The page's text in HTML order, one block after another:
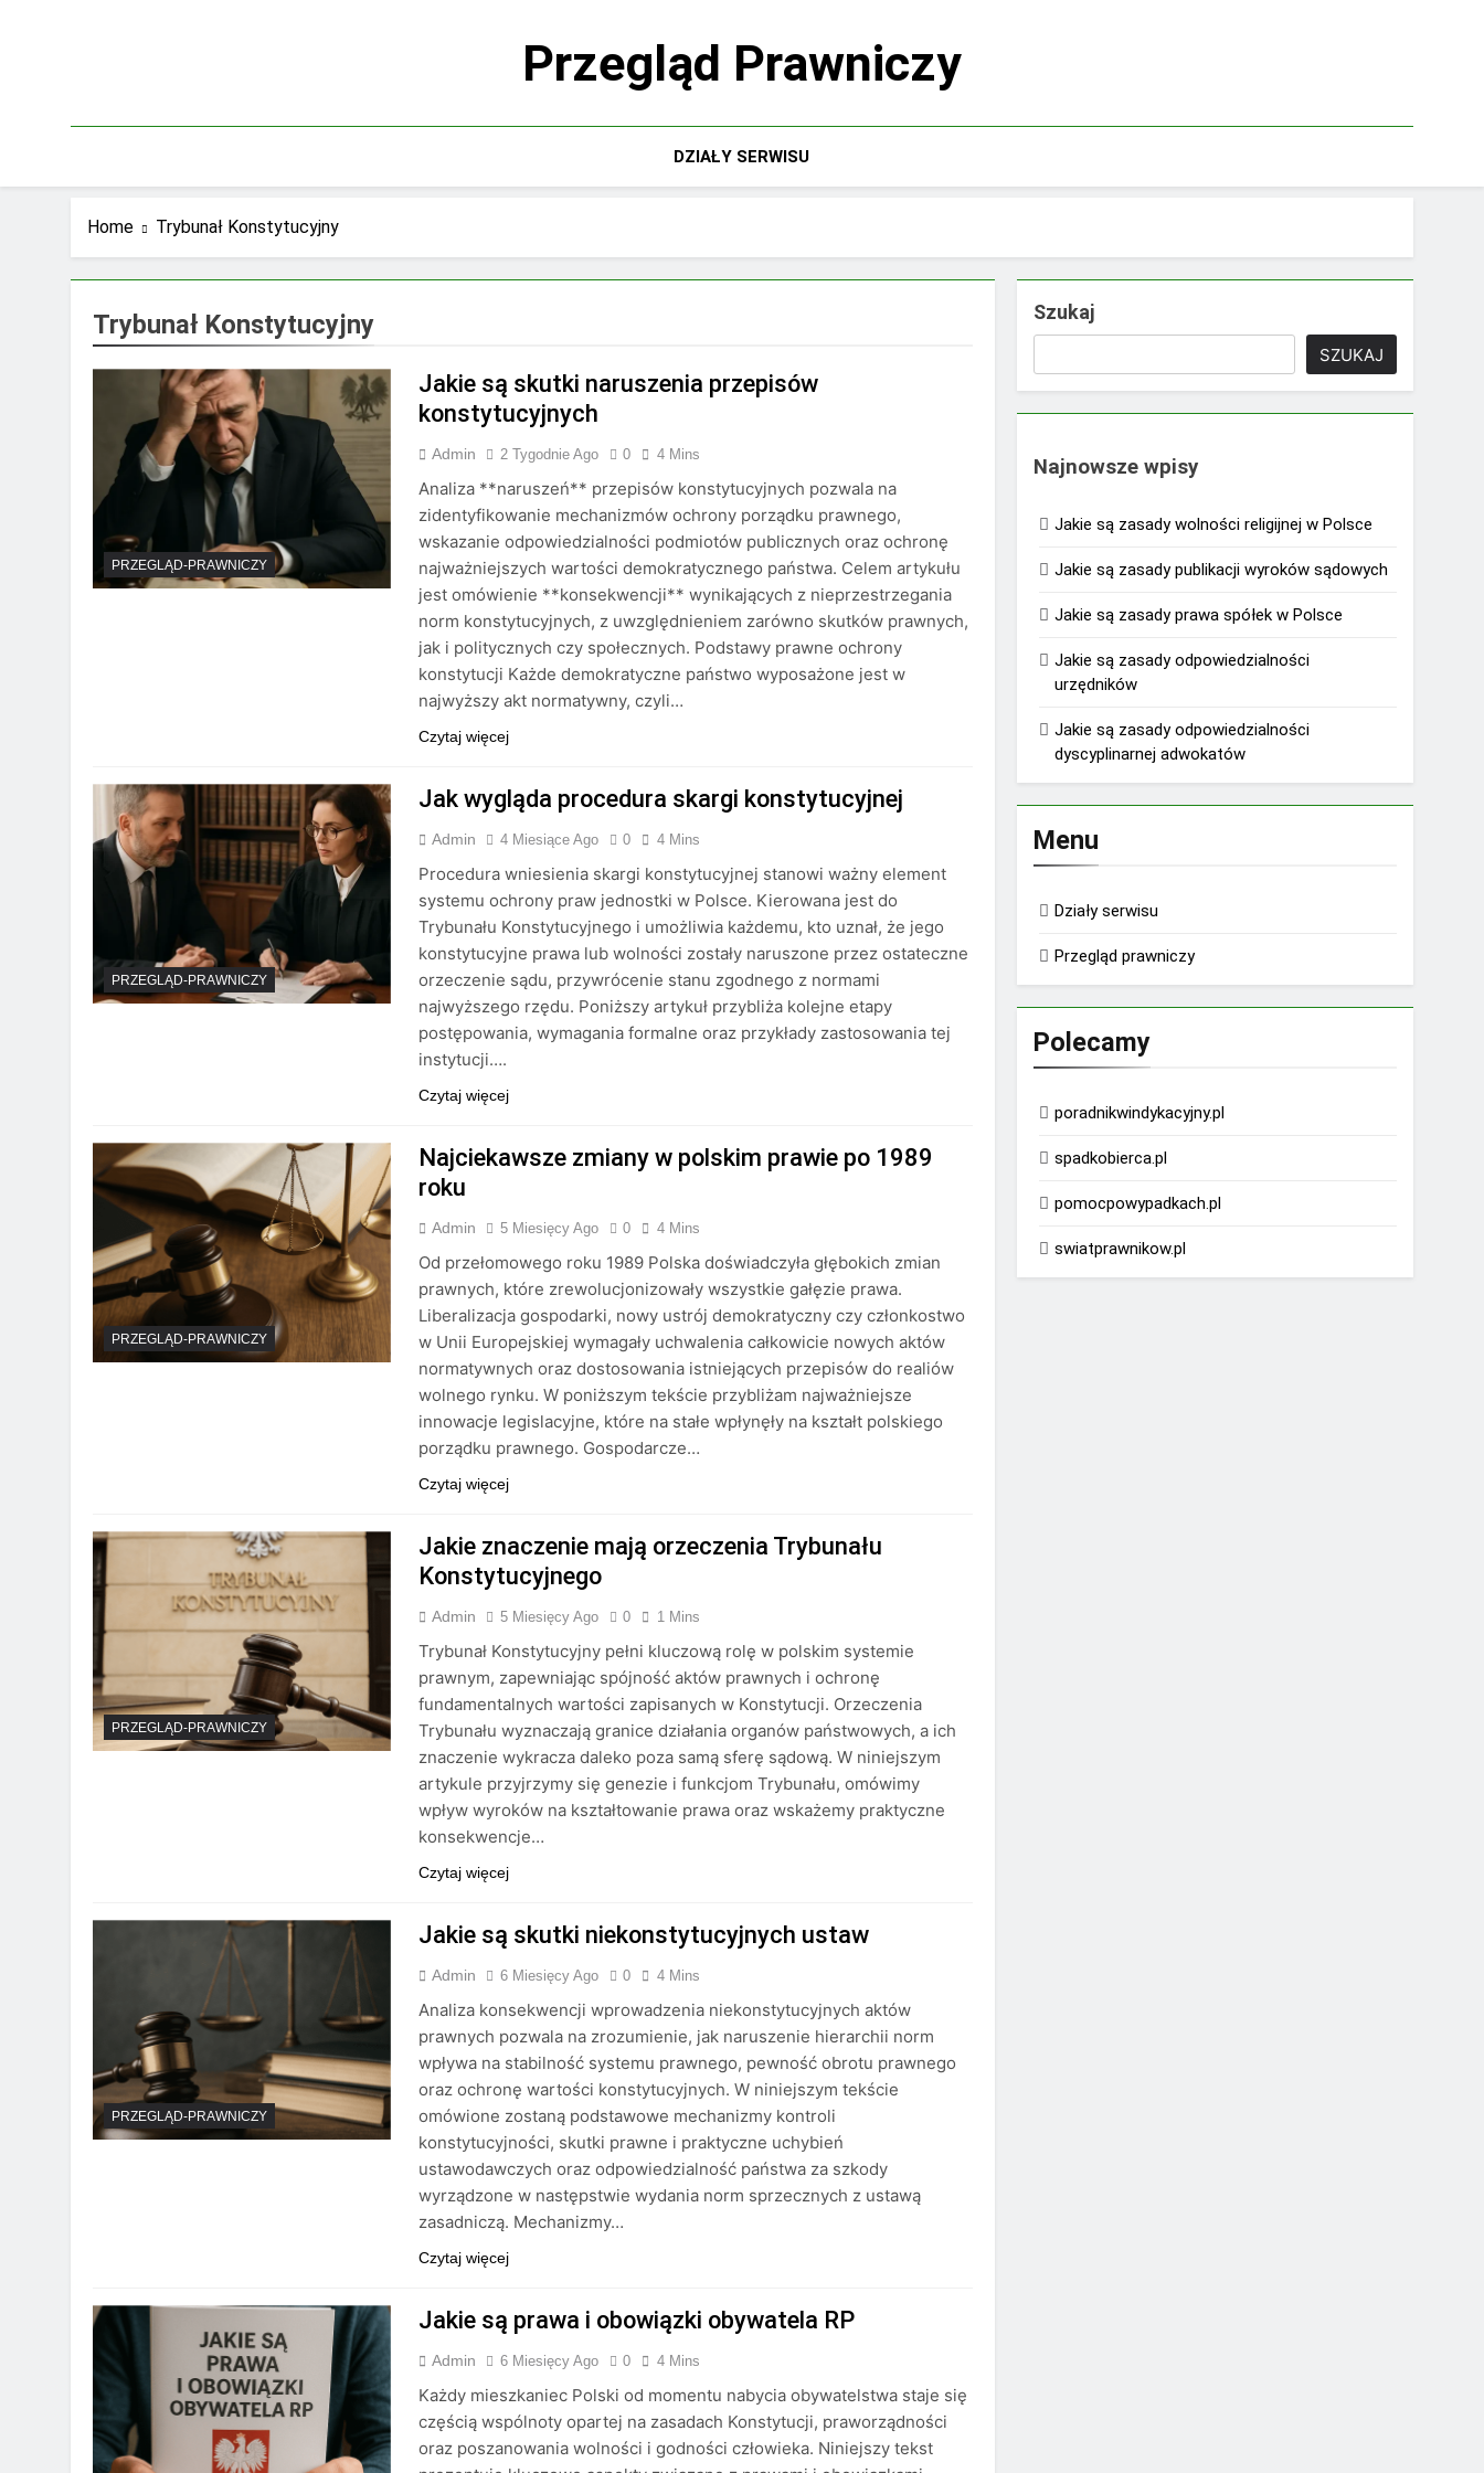
Przegląd Prawniczy
DZIAŁY SERWISU
Home Trybunał Konstytucyjny
Trybunał Konstytucyjny
PRZEGLĄD-PRAWNICZY
Jakie są skutki naruszenia przepisów
konstytucyjnych
Admin 2 Tygodnie Ago 0 4 Mins
Analiza **naruszeń** przepisów konstytucyjnych pozwala na
zidentyfikowanie mechanizmów ochrony porządku prawnego,
wskazanie odpowiedzialności podmiotów publicznych oraz ochronę
najważniejszych wartości demokratycznego państwa. Celem artykułu
jest omówienie **konsekwencji** wynikających z nieprzestrzegania
norm konstytucyjnych, z uwzględnieniem zarówno skutków prawnych,
jak i politycznych czy społecznych. Podstawy prawne ochrony
konstytucji Każde demokratyczne państwo wyposażone jest w
najwyższy akt normatywny, czyli…
Czytaj więcej
PRZEGLĄD-PRAWNICZY
Jak wygląda procedura skargi konstytucyjnej
Admin 4 Miesiące Ago 0 4 Mins
Procedura wniesienia skargi konstytucyjnej stanowi ważny element
systemu ochrony praw jednostki w Polsce. Kierowana jest do
Trybunału Konstytucyjnego i umożliwia każdemu, kto uznał, że jego
konstytucyjne prawa lub wolności zostały naruszone przez ostateczne
orzeczenie sądu, przywrócenie stanu zgodnego z normami
najwyższego rzędu. Poniższy artykuł przybliża kolejne etapy
postępowania, wymagania formalne oraz przykłady zastosowania tej
instytucji….
Czytaj więcej
PRZEGLĄD-PRAWNICZY
Najciekawsze zmiany w polskim prawie po 1989
roku
Admin 5 Miesięcy Ago 0 4 Mins
Od przełomowego roku 1989 Polska doświadczyła głębokich zmian
prawnych, które zrewolucjonizowały wszystkie gałęzie prawa.
Liberalizacja gospodarki, nowy ustrój demokratyczny czy członkostwo
w Unii Europejskiej wymagały uchwalenia całkowicie nowych aktów
normatywnych oraz dostosowania istniejących przepisów do realiów
wolnego rynku. W poniższym tekście przybliżam najważniejsze
innowacje legislacyjne, które na stałe wpłynęły na kształt polskiego
porządku prawnego. Gospodarcze…
Czytaj więcej
PRZEGLĄD-PRAWNICZY
Jakie znaczenie mają orzeczenia Trybunału
Konstytucyjnego
Admin 5 Miesięcy Ago 0 1 Mins
Trybunał Konstytucyjny pełni kluczową rolę w polskim systemie
prawnym, zapewniając spójność aktów prawnych i ochronę
fundamentalnych wartości zapisanych w Konstytucji. Orzeczenia
Trybunału wyznaczają granice działania organów państwowych, a ich
znaczenie wykracza daleko poza samą sferę sądową. W niniejszym
artykule przyjrzymy się genezie i funkcjom Trybunału, omówimy
wpływ wyroków na kształtowanie prawa oraz wskażemy praktyczne
konsekwencje…
Czytaj więcej
PRZEGLĄD-PRAWNICZY
Jakie są skutki niekonstytucyjnych ustaw
Admin 6 Miesięcy Ago 0 4 Mins
Analiza konsekwencji wprowadzenia niekonstytucyjnych aktów
prawnych pozwala na zrozumienie, jak naruszenie hierarchii norm
wpływa na stabilność systemu prawnego, pewność obrotu prawnego
oraz ochronę wartości konstytucyjnych. W niniejszym tekście
omówione zostaną podstawowe mechanizmy kontroli
konstytucyjności, skutki prawne i praktyczne uchybień
ustawodawczych oraz odpowiedzialność państwa za szkody
wyrządzone w następstwie wydania norm sprzecznych z ustawą
zasadniczą. Mechanizmy…
Czytaj więcej
Jakie są prawa i obowiązki obywatela RP
Admin 6 Miesięcy Ago 0 4 Mins
Każdy mieszkaniec Polski od momentu nabycia obywatelstwa staje się
częścią wspólnoty opartej na zasadach Konstytucji, praworządności
oraz poszanowania wolności i godności człowieka. Niniejszy tekst
Szukaj
SZUKAJ
Najnowsze wpisy
Jakie są zasady wolności religijnej w Polsce
Jakie są zasady publikacji wyroków sądowych
Jakie są zasady prawa spółek w Polsce
Jakie są zasady odpowiedzialności
urzędników
Jakie są zasady odpowiedzialności
dyscyplinarnej adwokatów
Menu
Działy serwisu
Przegląd prawniczy
Polecamy
poradnikwindykacyjny.pl
spadkobierca.pl
pomocpowypadkach.pl
swiatprawnikow.pl